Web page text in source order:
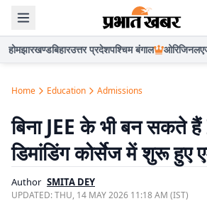
होमझारखण्डबिहारउत्तर प्रदेशपश्चिम बंगाल ओरिजिनल
Home Education Admissions
बिना JEE के भी बन सकते
डिमांडिंग कोर्सेज में शुरू हुए
Author SMITA DEY
UPDATED:THU, 14 MAY 2026 11:18 AM (IST)